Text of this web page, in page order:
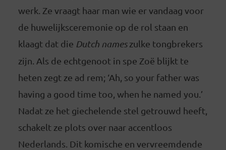
werk. Ze vraagt haar man wie er vandaag voor
de huwelijksceremonie op de rol staan en
klaagt dat die Dutch nameszulke tongbrekers
zijn. Als de echtgenoot in spe Zoë blijkt te
heten zegt ze ad rem; ‘Ah, so your father was
having a good time too, when he named you.’
Nadat ze het giechelende stel getrouwd heeft,
schakelt ze plots over naar accentloos
Nederlands. Dit komische en vervreemdende